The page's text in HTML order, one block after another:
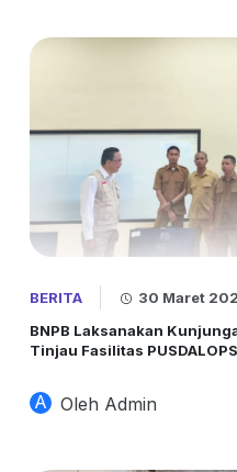
BERITA
30 Maret
BNPB Laksanakan
Tinjau Fasilitas PUSDALOPS
A Oleh Admin